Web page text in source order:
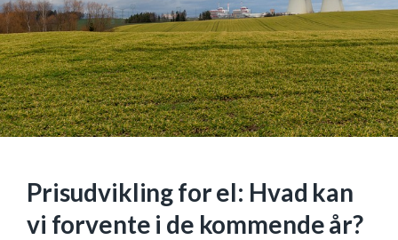
Prisudvikling for el: Hvad kan
vi forvente i de kommende år?